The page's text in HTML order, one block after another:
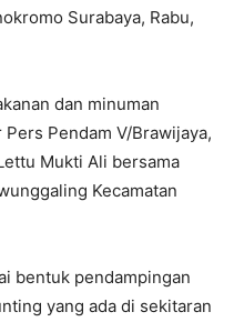
Surabaya, Rabu,
dan minuman
Pendam V/Brawijaya,
Mukti Ali bersama
Kecamatan
bentuk pendampingan
yang ada di sekitaran